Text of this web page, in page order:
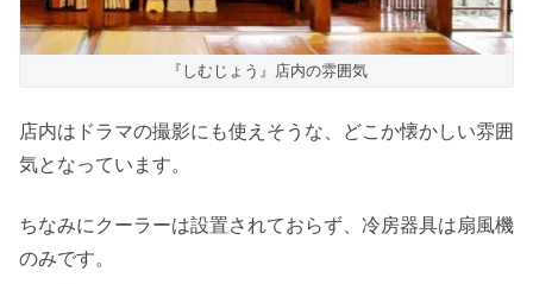
『しむじょう』店内の雰囲気
店内はドラマの撮影にも使えそうな、どこか懐かしい雰囲
気となっています。
ちなみにクーラーは設置されておらず、冷房器具は扇風機
のみです。